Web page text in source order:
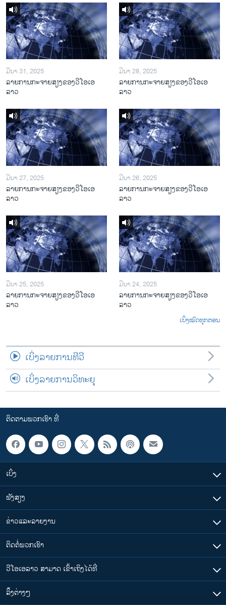
ມີນາ 31, 2025
ລາຍການກະຈາຍສຽງຂອງວີໂອເອ
ລາວ
ມີນາ 28, 2025
ລາຍການກະຈາຍສຽງຂອງວີໂອເອ
ລາວ
ມີນາ 27, 2025
ລາຍການກະຈາຍສຽງຂອງວີໂອເອ
ລາວ
ມີນາ 26, 2025
ລາຍການກະຈາຍສຽງຂອງວີໂອເອ
ລາວ
ມີນາ 25, 2025
ລາຍການກະຈາຍສຽງຂອງວີໂອເອ
ລາວ
ມີນາ 24, 2025
ລາຍການກະຈາຍສຽງຂອງວີໂອເອ
ລາວ
ເບິ່ງໝົດທຸກຕອນ
ເບິ່ງລາຍການທີວີ
ເບິ່ງລາຍການວິທະຍຸ
ຕິດຕາມພວກເຮົາ ທີ່
ເບິ່ງ
ຟັງສຽງ
ຂ່າວແລະລາຍງານ
ຕິດຕໍ່ພວກເຮົາ
ວີໂອເອລາວ ສາມາດ ເຂົ້າເຖິງໄດ້ທີ່
​ລິ້ງ​ຕ່າງໆ